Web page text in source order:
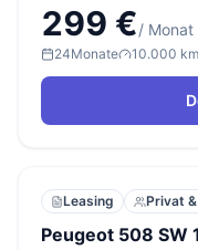
299 €/ Monat
24Monate 10.000
Leasing Privat